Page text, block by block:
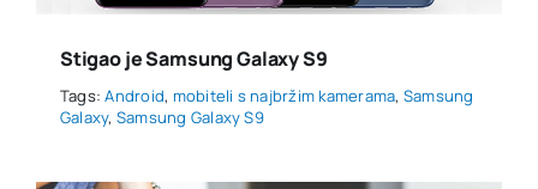
Stigao je Samsung Galaxy S9
Tags:Android, mobiteli s najbržim kamerama, Samsung
Galaxy, Samsung Galaxy S9